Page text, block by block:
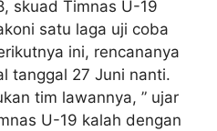
skuad Timnas U-19
satu laga uji coba
ini, rencananya
tanggal 27 Juni nanti.
tim lawannya, ” ujar
U-19 kalah dengan